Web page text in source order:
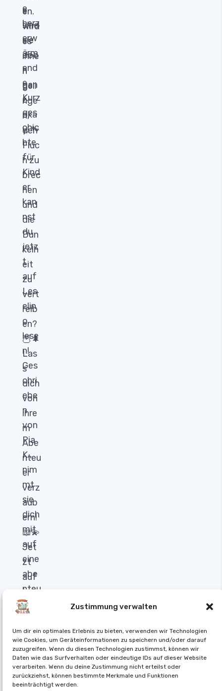
Zustimmung verwalten
Um dir ein optimales Erlebnis zu bieten, verwenden wir Technologien
wie Cookies, um Geräteinformationen zu speichern und/oder darauf
zuzugreifen. Wenn du diesen Technologien zustimmst, können wir
Daten wie das Surfverhalten oder eindeutige IDs auf dieser Website
verarbeiten. Wenn du deine Zustimmung nicht erteilst oder
zurückziehst, können bestimmte Merkmale und Funktionen
beeinträchtigt werden.